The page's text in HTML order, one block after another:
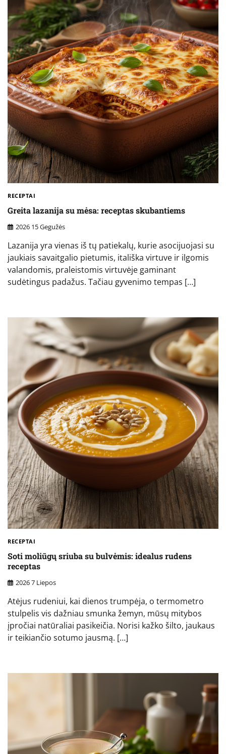
RECEPTAI
Greita lazanija su mėsa: receptas skubantiems
2026 15 Gegužės
Lazanija yra vienas iš tų patiekalų, kurie asocijuojasi su
jaukiais savaitgalio pietumis, itališka virtuve ir ilgomis
valandomis, praleistomis virtuvėje gaminant
sudėtingus padažus. Tačiau gyvenimo tempas […]
RECEPTAI
Soti moliūgų sriuba su bulvėmis: idealus rudens
receptas
2026 7 Liepos
Atėjus rudeniui, kai dienos trumpėja, o termometro
stulpelis vis dažniau smunka žemyn, mūsų mitybos
įpročiai natūraliai pasikeičia. Norisi kažko šilto, jaukaus
ir teikiančio sotumo jausmą. […]